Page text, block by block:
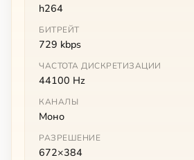
h264
БИТРЕЙТ
729 kbps
ЧАСТОТА ДИСКРЕТИЗАЦИИ
44100 Hz
КАНАЛЫ
Моно
РАЗРЕШЕНИЕ
672×384